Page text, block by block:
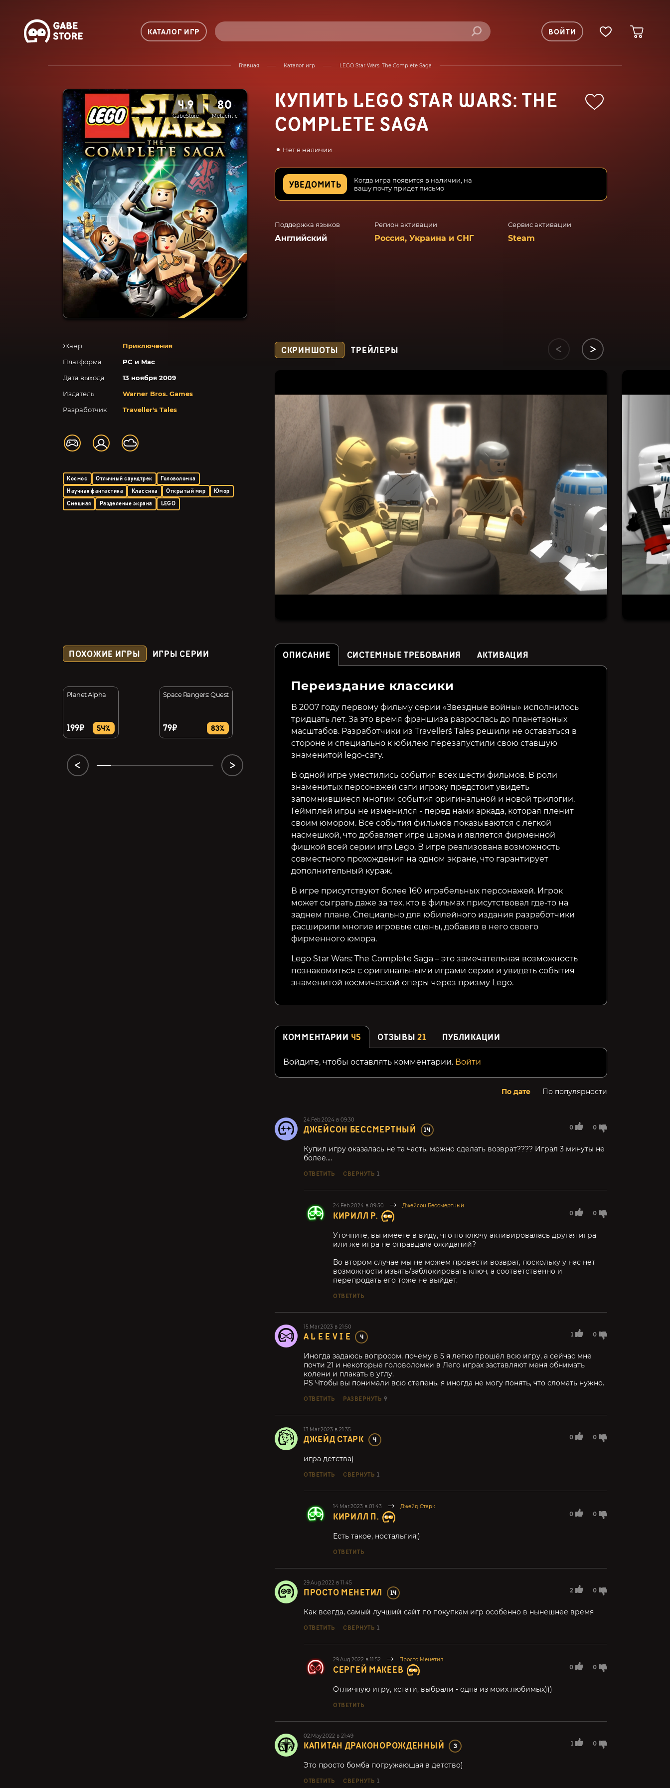
КАТАЛОГ ИГР ВОЙТИ
Главная Каталог игр LEGO Star Wars: The Complete Saga
4.9
GabeStore
80
Metacritic
КУПИТЬ LEGO STAR WARS: THE
COMPLETE SAGA
Нет в наличии
УВЕДОМИТЬ
Когда игра появится в наличии, на
вашу почту придет письмо
Поддержка языков
Английский
Регион активации
Россия, Украина и СНГ
Сервис активации
Steam
Жанр
Приключения
Платформа
PC и Mac
Дата выхода
13 ноября 2009
Издатель
Warner Bros. Games
Разработчик
Traveller's Tales
Космос Отличный саундтрек
Головоломка
Научная фантастика
Классика Открытый мир
Юмор
Смешная
Разделение экрана LEGO
СКРИНШОТЫ ТРЕЙЛЕРЫ
ПОХОЖИЕ ИГРЫ ИГРЫ СЕРИИ
Planet Alpha
199₽ 54%
Space Rangers: Quest
79₽ 83%
Space Pilgrim Episode III:
Delta Pavonis
16%
Epsilon Indi
69₽ 16% 299₽ 17% 299₽
ОПИСАНИЕ СИСТЕМНЫЕ ТРЕБОВАНИЯ АКТИВАЦИЯ
Переиздание классики
В 2007 году первому фильму серии «Звездные войны» исполнилось
тридцать лет. За это время франшиза разрослась до планетарных
масштабов. Разработчики из Traveller`s Tales решили не оставаться в
стороне и специально к юбилею перезапустили свою ставшую
знаменитой lego-сагу.
В одной игре уместились события всех шести фильмов. В роли
знаменитых персонажей саги игроку предстоит увидеть
запомнившиеся многим события оригинальной и новой трилогии.
Геймплей игры не изменился - перед нами аркада, которая пленит
своим юмором. Все события фильмов показываются с лёгкой
насмешкой, что добавляет игре шарма и является фирменной
фишкой всей серии игр Lego. В игре реализована возможность
совместного прохождения на одном экране, что гарантирует
дополнительный кураж.
В игре присутствуют более 160 играбельных персонажей. Игрок
может сыграть даже за тех, кто в фильмах присутствовал где-то на
заднем плане. Специально для юбилейного издания разработчики
расширили многие игровые сцены, добавив в него своего
фирменного юмора.
Lego Star Wars: The Complete Saga – это замечательная возможность
познакомиться с оригинальными играми серии и увидеть события
знаменитой космической оперы через призму Lego.
КОММЕНТАРИИ 45 ОТЗЫВЫ21 ПУБЛИКАЦИИ
Войдите, чтобы оставлять комментарии. Войти
По дате По популярности
24.Feb.2024 в 09:30
ДЖЕЙСОН БЕССМЕРТНЫЙ 14 0 0
Купил игру оказалась не та часть, можно сделать возврат???? Играл 3 минуты не
более....
ОТВЕТИТЬ СВЕРНУТЬ 1
24.Feb.2024 в 09:50 Джейсон Бессмертный
КИРИЛЛ Р. 0 0
Уточните, вы имеете в виду, что по ключу активировалась другая игра
или же игра не оправдала ожиданий?
Во втором случае мы не можем провести возврат, поскольку у нас нет
возможности изъять/заблокировать ключ, а соответственно и
перепродать его тоже не выйдет.
ОТВЕТИТЬ
15.Mar.2023 в 21:50
A L E E V I E 4 1 0
Иногда задаюсь вопросом, почему в 5 я легко прошёл всю игру, а сейчас мне
почти 21 и некоторые головоломки в Лего играх заставляют меня обнимать
колени и плакать в углу.
PS Чтобы вы понимали всю степень, я иногда не могу понять, что сломать нужно.
ОТВЕТИТЬ РАЗВЕРНУТЬ 9
13.Mar.2023 в 21:35
ДЖЕЙД СТАРК 4 0 0
игра детства)
ОТВЕТИТЬ СВЕРНУТЬ 1
14.Mar.2023 в 01:43 Джейд Старк
КИРИЛЛ П. 0 0
Есть такое, ностальгия;)
ОТВЕТИТЬ
29.Aug.2022 в 11:45
ПРОСТО МЕНЕТИЛ 14 2 0
Как всегда, самый лучший сайт по покупкам игр особенно в нынешнее время
ОТВЕТИТЬ СВЕРНУТЬ 1
29.Aug.2022 в 11:52 Просто Менетил
СЕРГЕЙ МАКЕЕВ 0 0
Отличную игру, кстати, выбрали - одна из моих любимых)))
ОТВЕТИТЬ
02.May.2022 в 21:49
КАПИТАН ДРАКОНОРОЖДЕННЫЙ 3 1 0
Это просто бомба погружающая в детство)
ОТВЕТИТЬ СВЕРНУТЬ 1